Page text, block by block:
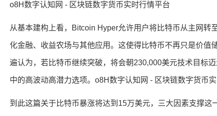
o8H数字认知网 - 区块链数字货币实时行情平台
从基本建构上看，Bitcoin Hyper允许用户将比特币从主网
化金融、收益农场与其他应用。这使得比特币不再只是价
遍认为，若比特币继续突破，将会朝230,000美元技术目标
中的高波动高潜力选项。o8H数字认知网 - 区块链数字货币
到此这篇关于比特币暴涨将达到15万美元，三大因素支撑